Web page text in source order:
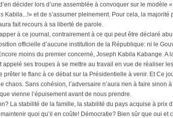
décider lors d’une assemblée à convoquer sur le modèle
Kabila...!» et de s’assumer pleinement. Pour cela, la majorité
fait recours à sa liberté de parole.
à ce journal, contrairement à ce qui peut être déclaré
officielle d’aucune institution de la République: ni le
moins du premier concerné, Joseph Kabila Kabange. A
appelé ses troupes à se mettre au travail en vue de réaliser
prêter le flanc à ce débat sur la Présidentielle à venir. Et Ce
chaos. Sans cohésion, l’adversaire n’aura rien à faire sinon
vienne l’épuisement avant de nous prendre.
La stabilité de la famille, la stabilité du pays acquise à prix
quoi qu’il en coûte! Démocratie? Bien sûr que oui et